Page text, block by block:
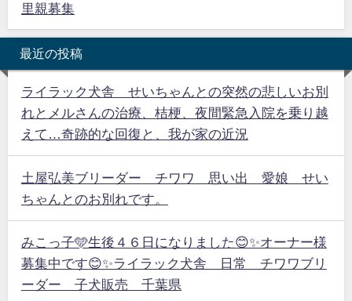
里親募集
最近の投稿
ライラック犬舎 せいちゃんとの突然の悲しいお別
れとメルさんの治療、桔梗、夜間緊急入院を乗り越
えて…奇跡的な回復と、我が家の近況
土屋弘美ブリーダー チワワ 思い出 愛娘 せい
ちゃんとのお別れです。
みこっ子🩵生後４６日になりました😊✨オーナー様
募集中です😊✨ライラック犬舎 日常 チワワブリ
ーダー 子犬販売 千葉県